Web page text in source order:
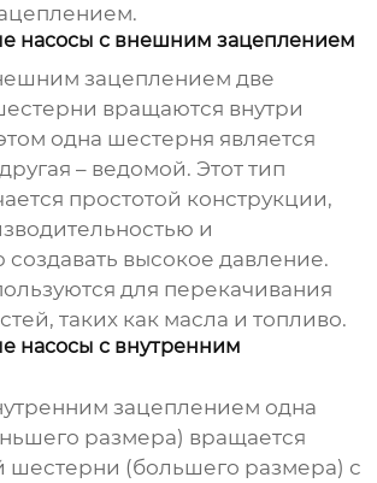
насосы с внешним зацеплением
зацеплением две
вращаются внутри
одна шестерня является
– ведомой. Этот тип
простотой конструкции,
и
создавать высокое давление.
для перекачивания
таких как масла и топливо.
насосы с внутренним
зацеплением одна
размера) вращается
шестерни (большего размера) с